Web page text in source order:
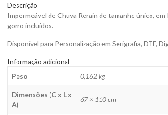
Descrição
Impermeável de Chuva Rerain de tamanho único,
gorro incluídos.
Disponível para Personalização em Serigrafia, DTF,
Informação adicional
Peso
0,162 kg
Dimensões (C x L x
A)
67 × 110 cm